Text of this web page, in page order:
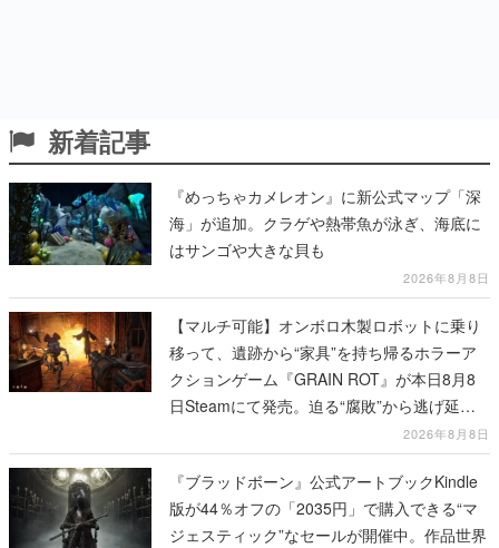
新着記事
『めっちゃカメレオン』に新公式マップ「深
海」が追加。クラゲや熱帯魚が泳ぎ、海底に
はサンゴや大きな貝も
2026年8月8日
【マルチ可能】オンボロ木製ロボットに乗り
移って、遺跡から“家具”を持ち帰るホラーア
クションゲーム『GRAIN ROT』が本日8月8
日Steamにて発売。迫る“腐敗”から逃げ延
2026年8月8日
『ブラッドボーン』公式アートブックKindle
版が44％オフの「2035円」で購入できる“マ
ジェスティック”なセールが開催中。作品世界